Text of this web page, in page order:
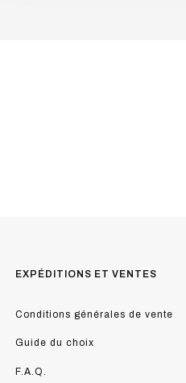
EXPÉDITIONS ET VENTES
Conditions générales de vente
Guide du choix
F.A.Q.